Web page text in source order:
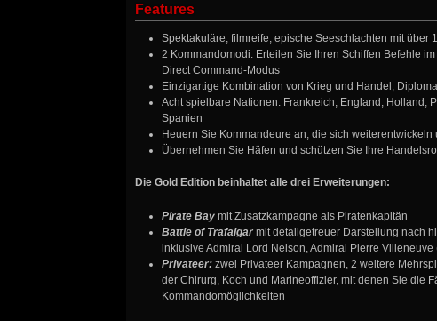
Features
Spektakuläre, filmreife, epische Seeschlachten mit über
2 Kommandomodi: Erteilen Sie Ihren Schiffen Befehle
Direct Command-Modus
Einzigartige Kombination von Krieg und Handel;
Acht spielbare Nationen: Frankreich, England, Holland,
Spanien
Heuern Sie Kommandeure an, die sich
Übernehmen Sie Häfen und schützen Sie Ihre
Die Gold Edition beinhaltet alle drei Erweiterungen:
Pirate Bay mit Zusatzkampagne als Piratenkapitän
Battle of Trafalgar mit detailgetreuer Darstellung nach
inklusive Admiral Lord Nelson, Admiral Pierre
Privateer: zwei Privateer Kampagnen, 2 weitere
der Chirurg, Koch und Marineoffizier, mit denen Sie die
Kommandomöglichkeiten